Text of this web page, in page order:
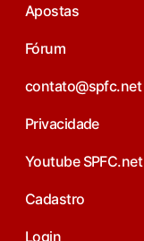
Apostas
Fórum
contato@spfc.net
Privacidade
Youtube SPFC.net
Cadastro
Login